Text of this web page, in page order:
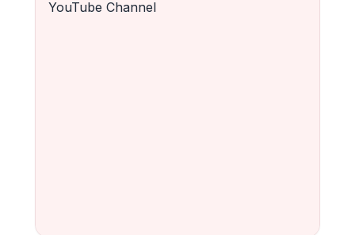
YouTube Channel